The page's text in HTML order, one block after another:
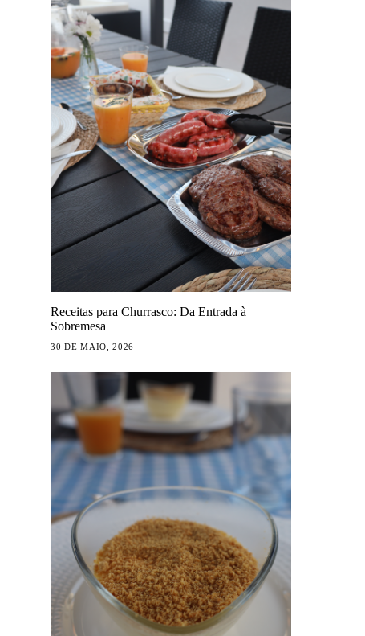
Receitas para Churrasco: Da Entrada à
Sobremesa
30 DE MAIO, 2026